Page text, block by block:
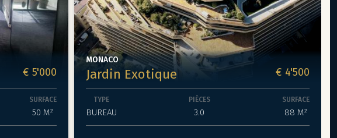
€ 5'000
SURFACE
50 M²
MONACO
Jardin Exotique € 4'500
TYPE
BUREAU
PIÈCES
3.0
SURFACE
88 M²